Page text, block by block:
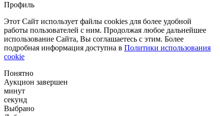
Профиль
Этот Сайт использует файлы cookies для более удобной
работы пользователей с ним. Продолжая любое дальнейшее
использование Сайта, Вы соглашаетесь с этим. Более
подробная информация доступна в Политики использования
cookie
Понятно
Аукцион завершен
минут
секунд
Выбрано